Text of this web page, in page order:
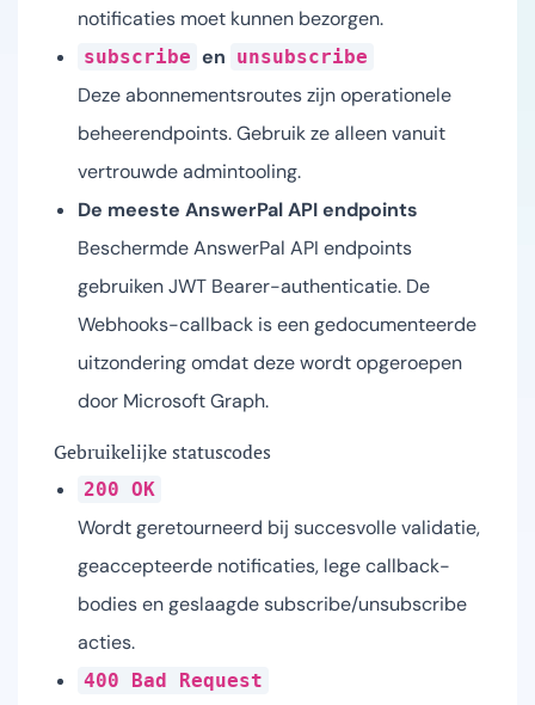
notificaties moet kunnen bezorgen.
subscribe en unsubscribe
Deze abonnementsroutes zijn operationele
beheerendpoints. Gebruik ze alleen vanuit
vertrouwde admintooling.
De meeste AnswerPal API endpoints
Beschermde AnswerPal API endpoints
gebruiken JWT Bearer-authenticatie. De
Webhooks-callback is een gedocumenteerde
uitzondering omdat deze wordt opgeroepen
door Microsoft Graph.
Gebruikelijke statuscodes
200 OK
Wordt geretourneerd bij succesvolle validatie,
geaccepteerde notificaties, lege callback-
bodies en geslaagde subscribe/unsubscribe
acties.
400 Bad Request